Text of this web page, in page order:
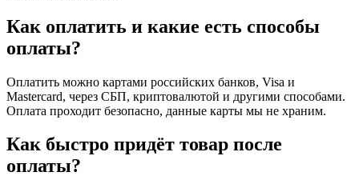
Как оплатить и какие есть способы
оплаты?
Оплатить можно картами российских банков, Visa и
Mastercard, через СБП, криптовалютой и другими способами.
Оплата проходит безопасно, данные карты мы не храним.
Как быстро придёт товар после
оплаты?